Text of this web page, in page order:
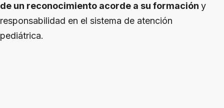
de un reconocimiento acorde a su formación y
responsabilidad en el sistema de atención
pediátrica.